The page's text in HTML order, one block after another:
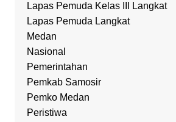
Lapas Pemuda Kelas III Langkat
Lapas Pemuda Langkat
Medan
Nasional
Pemerintahan
Pemkab Samosir
Pemko Medan
Peristiwa